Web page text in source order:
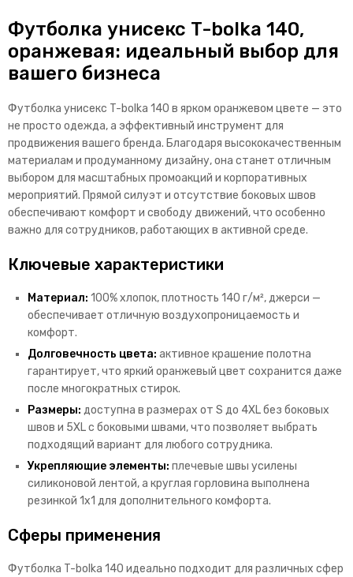
Футболка унисекс T-bolka 140,
оранжевая: идеальный выбор для
вашего бизнеса
Футболка унисекс T-bolka 140 в ярком оранжевом цвете — это
не просто одежда, а эффективный инструмент для
продвижения вашего бренда. Благодаря высококачественным
материалам и продуманному дизайну, она станет отличным
выбором для масштабных промоакций и корпоративных
мероприятий. Прямой силуэт и отсутствие боковых швов
обеспечивают комфорт и свободу движений, что особенно
важно для сотрудников, работающих в активной среде.
Ключевые характеристики
Материал: 100% хлопок, плотность 140 г/м², джерси —
обеспечивает отличную воздухопроницаемость и
комфорт.
Долговечность цвета: активное крашение полотна
гарантирует, что яркий оранжевый цвет сохранится даже
после многократных стирок.
Размеры: доступна в размерах от S до 4XL без боковых
швов и 5XL с боковыми швами, что позволяет выбрать
подходящий вариант для любого сотрудника.
Укрепляющие элементы: плечевые швы усилены
силиконовой лентой, а круглая горловина выполнена
резинкой 1х1 для дополнительного комфорта.
Сферы применения
Футболка T-bolka 140 идеально подходит для различных сфер